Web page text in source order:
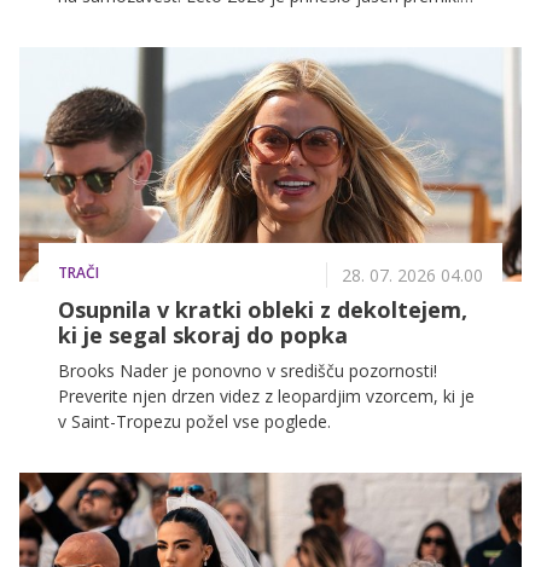
takšne, ki poudarijo tisto, kar je na njih najlepše.
TRAČI 28. 07. 2026 04.00
Osupnila v kratki obleki z dekoltejem,
ki je segal skoraj do popka
Brooks Nader je ponovno v središču pozornosti!
Preverite njen drzen videz z leopardjim vzorcem, ki je
v Saint-Tropezu požel vse poglede.